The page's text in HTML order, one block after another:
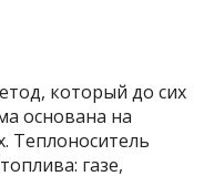
который до сих
основана на
Теплоноситель
газе,